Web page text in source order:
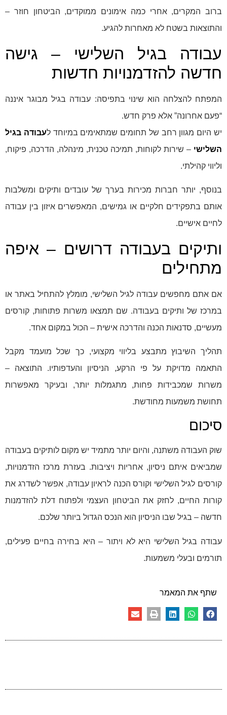
ברוב המקרים, אחרי כמה אימונים ממוקדים, הביטחון חוזר –
והתוצאות בשטח לא מאחרות להגיע.
עבודה בגיל השלישי – גישה
חדשה להזדמנויות חדשות
המפתח להצלחה הוא שינוי בתפיסה: עבודה בגיל מבוגר איננה
“פעם אחרונה” אלא פרק חדש.
יש היום מגוון רחב של תחומים שמתאימים במיוחד לעבודה בגיל
השלישי – שירות לקוחות, תמיכה טכנית, מינהלה, הדרכה, פיקוח,
וליווי קהילתי.
בנוסף, יותר חברות מכירות בערך של עובדים ותיקים ומשלבות
אותם בתפקידים חלקיים או גמישים, המאפשרים איזון בין עבודה
לחיים אישיים.
ותיקים בעבודה דרושים – איפה
מתחילים
אם אתם מחפשים עבודה לגיל השלישי, מומלץ להתחיל באתר או
במרכז של ותיקים בעבודה. שם תמצאו משרות פתוחות, קורסים
מעשיים, סדנאות הכנה והדרכה אישית – הכול במקום אחד.
תהליך השיבוץ מתבצע בליווי מקצועי, כך שכל מועמד מקבל
התאמה מדויקת על פי הרקע, הניסיון והעדפותיו. התוצאה –
משרות שמכבידות פחות, מתגמלות יותר, ובעיקר מאפשרות
תחושת משמעות מחודשת.
סיכום
שוק העבודה משתנה, והיום יותר מתמיד יש מקום לותיקים בעבודה
שמביאים איתם ניסיון, אחריות ויציבות. בעזרת מרכז הזדמנויות,
קורסים לגיל השלישי וקורס הכנה לראיון עבודה, אפשר לשדרג את
קורות החיים, לחזק את הביטחון העצמי ולפתוח דלת להזדמנות
חדשה – בגיל שבו הניסיון הוא הנכס הגדול ביותר שלכם.
עבודה בגיל השלישי היא לא ויתור – היא בחירה בחיים פעילים,
תורמים ובעלי משמעות.
שתף את המאמר